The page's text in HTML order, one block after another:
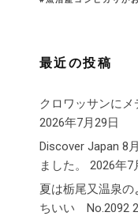
最近の投稿
クロワッサンにメ
2026年7月29日
Discover Japan 8
ました。
2026年7
夏は栃尾又温泉
ちいい No.2092